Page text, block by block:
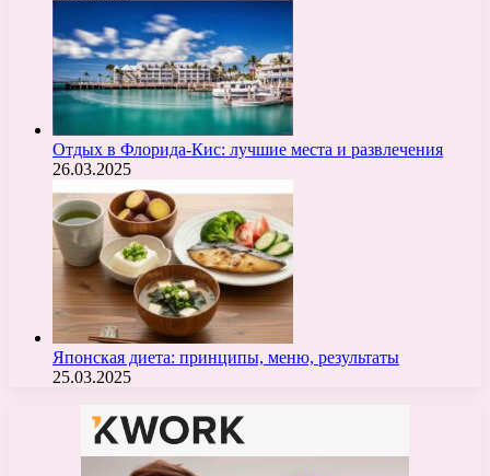
Отдых в Флорида-Кис: лучшие места и развлечения
26.03.2025
Японская диета: принципы, меню, результаты
25.03.2025